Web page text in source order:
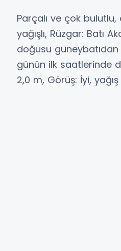
Parçalı ve çok
yağışlı, Rüzgar: Batı
doğusu
günün ilk saatlerinde
2,0 m, Görüş: İyi,